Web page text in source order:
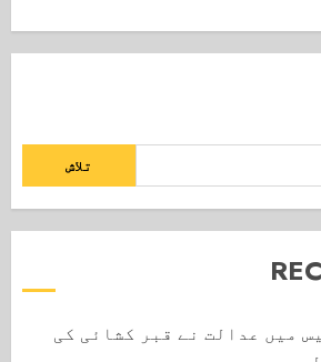
تلاش
میں عدالت نے قبر کشائی کی